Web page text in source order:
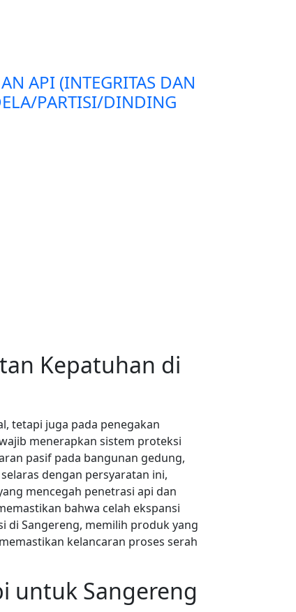
API (INTEGRITAS DAN
PARTISI/DINDING
Kepatuhan di
tetapi juga pada penegakan
menerapkan sistem proteksi
pasif pada bangunan gedung,
dengan persyaratan ini,
mencegah penetrasi api dan
bahwa celah ekspansi
di Sangereng, memilih produk yang
kelancaran proses serah
untuk Sangereng